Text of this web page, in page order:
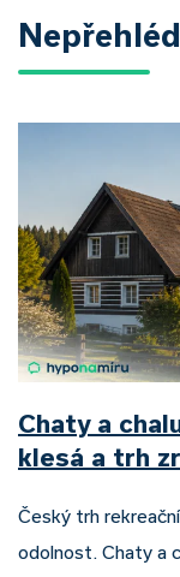
Chaty a
klesá a trh
Český trh
odolnost. Chaty a